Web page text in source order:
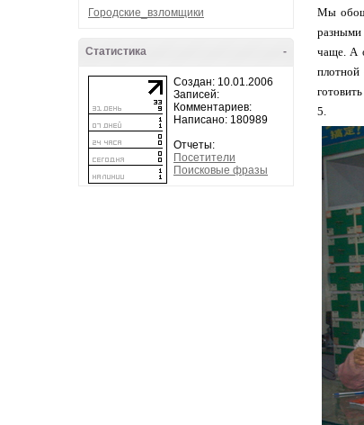
Городские_взломщики
-
Статистика
Создан: 10.01.2006
Записей:
Комментариев:
Написано: 180989
Отчеты:
Посетители
Поисковые фразы
Мы
разными
чаще. А
плотной
5.